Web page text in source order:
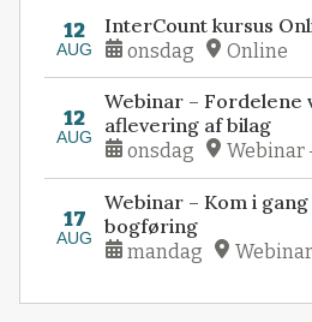
12
AUG
InterCount kursus
onsdag Online
12
AUG
Webinar – Fordelene
aflevering af bilag
onsdag Webinar
17
AUG
Webinar – Kom i
bogføring
mandag